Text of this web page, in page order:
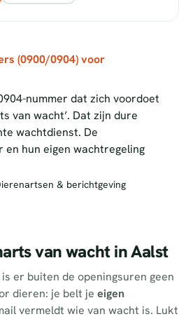
(0900/0904) voor
nummer dat zich voordoet
van wacht’. Dat zijn dure
wachtdienst. De
hun eigen wachtregeling
& berichtgeving
van wacht in Aalst
er buiten de openingsuren geen
dieren: je belt je eigen
vermeldt wie van wacht is. Lukt